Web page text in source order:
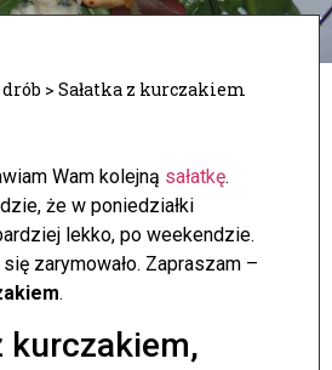
drób > Sałatka z kurczakiem
Wam kolejną sałatkę.
że w poniedziałki
lekko, po weekendzie.
zarymowało. Zapraszam –
.
kurczakiem,